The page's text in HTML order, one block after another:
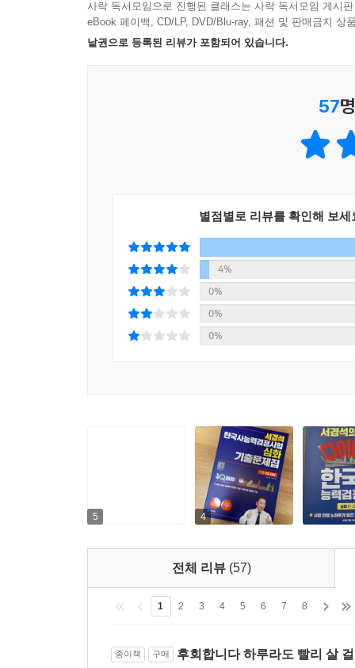
사락 독서모임으로 진행된 클래스는 사락 독서모임 게시
eBook 페이백, CD/LP, DVD/Blu-ray, 패션 및 판매금지 상
낱권으로 등록된 리뷰가 포함되어 있습니다.
57
별점별로 리뷰를 확인해 보세
4%
0%
0%
0%
5 4
전체 리뷰 (57)
1 2 3 4 5 6 7 8
종이책 구매 후회합니다 하루라도 빨리 살 걸